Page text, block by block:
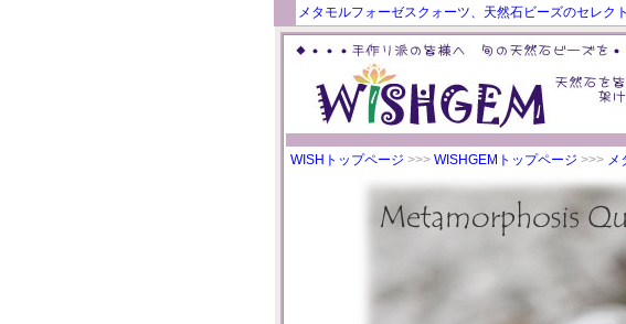
メタモルフォーゼスクォーツ、天然石ビーズのセレ
WISHトップページ >>> WISHGEMトップページ >>> メ